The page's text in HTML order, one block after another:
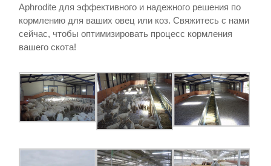
Aphrodite для эффективного и надежного решения по
кормлению для ваших овец или коз. Свяжитесь с нами
сейчас, чтобы оптимизировать процесс кормления
вашего скота!